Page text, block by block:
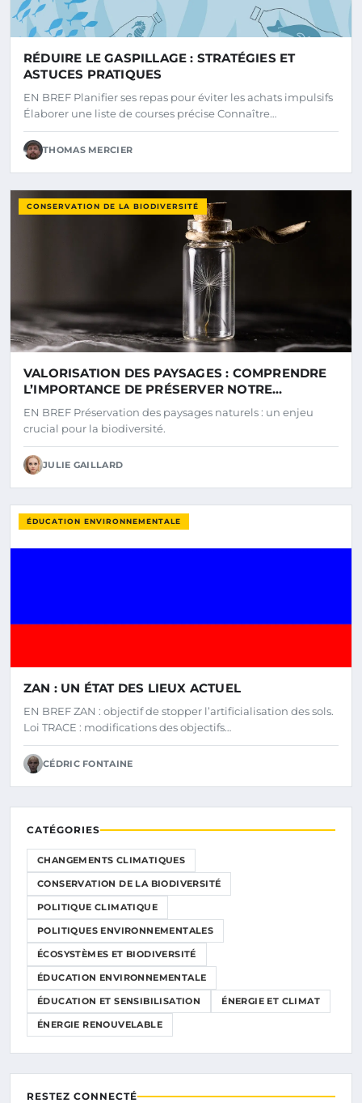
RÉDUIRE LE GASPILLAGE : STRATÉGIES ET
ASTUCES PRATIQUES
EN BREF Planifier ses repas pour éviter les achats impulsifs
Élaborer une liste de courses précise Connaître…
THOMAS MERCIER
CONSERVATION DE LA BIODIVERSITÉ
VALORISATION DES PAYSAGES : COMPRENDRE
L’IMPORTANCE DE PRÉSERVER NOTRE
ENVIRONNEMENT
EN BREF Préservation des paysages naturels : un enjeu
crucial pour la biodiversité.
JULIE GAILLARD
ÉDUCATION ENVIRONNEMENTALE
ZAN : UN ÉTAT DES LIEUX ACTUEL
EN BREF ZAN : objectif de stopper l’artificialisation des sols.
Loi TRACE : modifications des objectifs…
CÉDRIC FONTAINE
CATÉGORIES
CHANGEMENTS CLIMATIQUES
CONSERVATION DE LA BIODIVERSITÉ
POLITIQUE CLIMATIQUE
POLITIQUES ENVIRONNEMENTALES
ÉCOSYSTÈMES ET BIODIVERSITÉ
ÉDUCATION ENVIRONNEMENTALE
ÉDUCATION ET SENSIBILISATION ÉNERGIE ET CLIMAT
ÉNERGIE RENOUVELABLE
RESTEZ CONNECTÉ